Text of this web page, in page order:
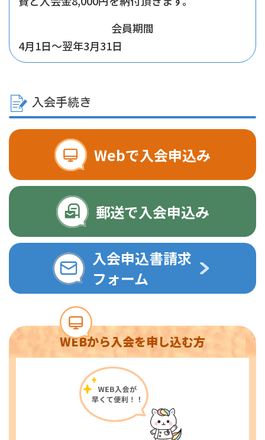
会員期間
4月1日〜翌年3月31日
入会手続き
Webで入会申込み
郵送で入会申込み
入会申込書請求
フォーム
WEBから入会を申し込む方